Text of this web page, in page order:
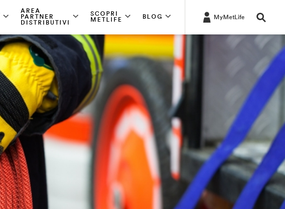
AREA
PARTNER
DISTRIBUTIVI
SCOPRI
METLIFE
BLOG MyMetLife